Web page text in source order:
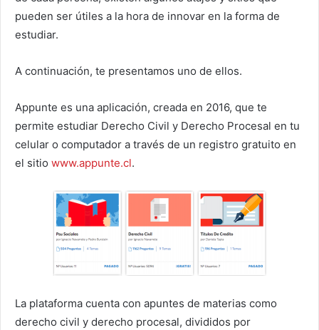
pueden ser útiles a la hora de innovar en la forma de
estudiar.
A continuación, te presentamos uno de ellos.
Appunte es una aplicación, creada en 2016, que te
permite estudiar Derecho Civil y Derecho Procesal en tu
celular o computador a través de un registro gratuito en
el sitio www.appunte.cl.
La plataforma cuenta con apuntes de materias como
derecho civil y derecho procesal, divididos por